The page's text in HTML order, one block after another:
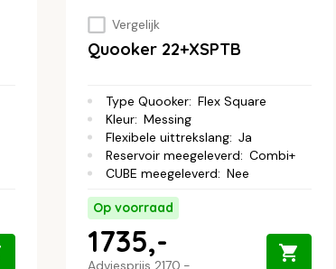
Vergelijk
Quooker 22+XSPTB
Type Quooker: Flex Square
Kleur: Messing
Flexibele uittrekslang: Ja
Reservoir meegeleverd: Combi+
CUBE meegeleverd: Nee
Op voorraad
1735,-